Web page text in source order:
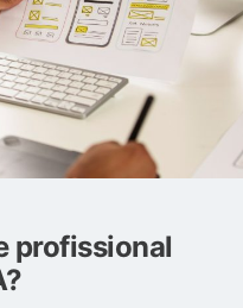
profissional